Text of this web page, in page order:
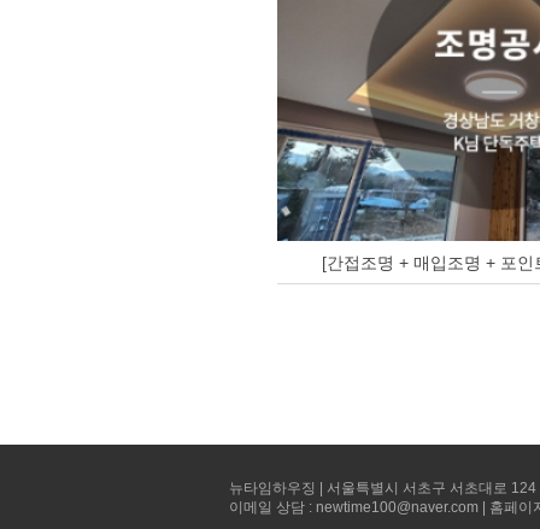
[간접조명 + 매입조명 + 포
뉴타임하우징 | 서울특별시 서초구 서초대로
이메일 상담 : newtime100@naver.com | 홈페